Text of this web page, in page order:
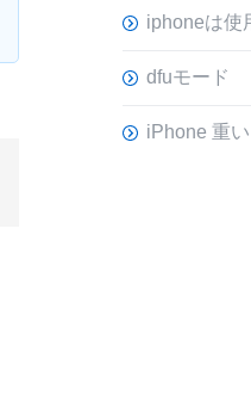
iphoneは使
dfuモード
iPhone 重い